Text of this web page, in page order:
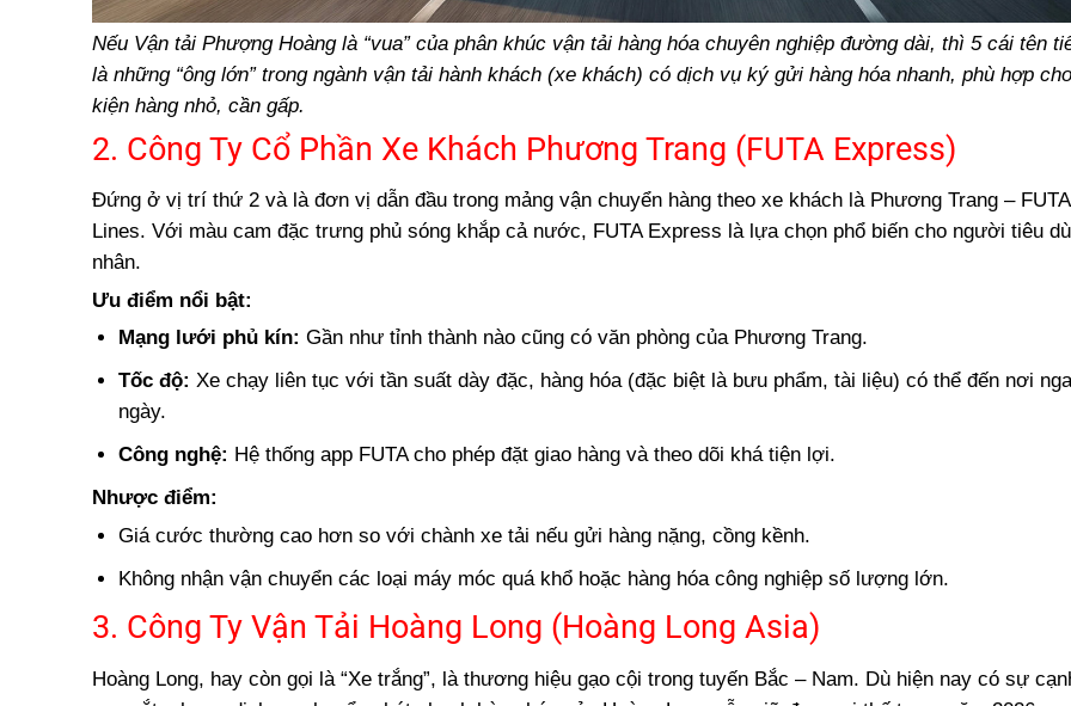
Nếu Vận tải Phượng Hoàng là “vua” của phân khúc vận tải hàng hóa chuyên nghiệp đường dài, thì 5 cái tên
là những “ông lớn” trong ngành vận tải hành khách (xe khách) có dịch vụ ký gửi hàng hóa nhanh, phù hợp
kiện hàng nhỏ, cần gấp.
2. Công Ty Cổ Phần Xe Khách Phương Trang (FUTA Express)
Đứng ở vị trí thứ 2 và là đơn vị dẫn đầu trong mảng vận chuyển hàng theo xe khách là Phương Trang –
Lines. Với màu cam đặc trưng phủ sóng khắp cả nước, FUTA Express là lựa chọn phổ biến cho người tiêu
nhân.
Ưu điểm nổi bật:
Mạng lưới phủ kín: Gần như tỉnh thành nào cũng có văn phòng của Phương Trang.
Tốc độ: Xe chạy liên tục với tần suất dày đặc, hàng hóa (đặc biệt là bưu phẩm, tài liệu) có thể đến nơi
ngày.
Công nghệ: Hệ thống app FUTA cho phép đặt giao hàng và theo dõi khá tiện lợi.
Nhược điểm:
Giá cước thường cao hơn so với chành xe tải nếu gửi hàng nặng, cồng kềnh.
Không nhận vận chuyển các loại máy móc quá khổ hoặc hàng hóa công nghiệp số lượng lớn.
3. Công Ty Vận Tải Hoàng Long (Hoàng Long Asia)
Hoàng Long, hay còn gọi là “Xe trắng”, là thương hiệu gạo cội trong tuyến Bắc – Nam. Dù hiện nay có sự